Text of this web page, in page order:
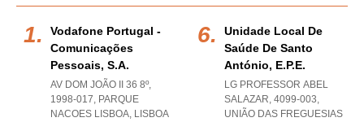
Vodafone Portugal -
Comunicações
Pessoais, S.a.
AV DOM JOÃO II 36 8º,
1998-017, PARQUE
NACOES LISBOA, LISBOA
Unidade Local De
Saúde De Santo
António, E.p.e.
LG PROFESSOR ABEL
SALAZAR, 4099-003,
UNIÃO DAS FREGUESIAS